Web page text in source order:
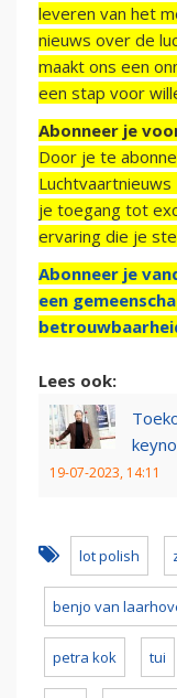
leveren van het
nieuws over de
maakt ons een
een stap voor
Abonneer je
Door je te
Luchtvaartnieuws
je toegang tot
ervaring die je
Abonneer je
een
Lees ook:
19-07-2023, 14:11
lot polish
benjo van
petra kok tui